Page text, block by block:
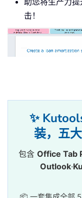
击！
✨
装，五
包含 Office Tab
Outlook·